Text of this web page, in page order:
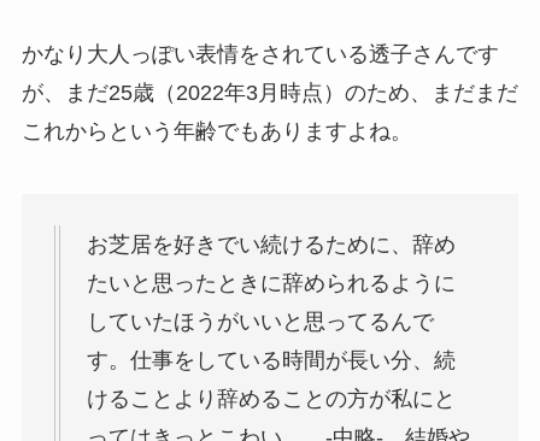
かなり大人っぽい表情をされている透子さんです
が、まだ25歳（2022年3月時点）のため、まだまだ
これからという年齢でもありますよね。
お芝居を好きでい続けるために、辞め
たいと思ったときに辞められるように
していたほうがいいと思ってるんで
す。仕事をしている時間が長い分、続
けることより辞めることの方が私にと